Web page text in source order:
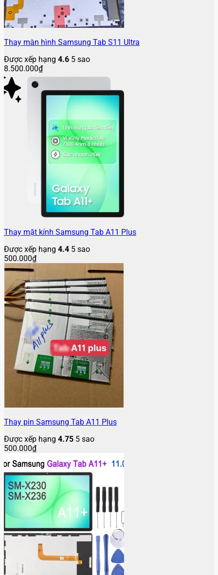
Thay màn hình Samsung Tab S11 Ultra
Được xếp hạng 4.6 5 sao
8.500.000₫
Thay mặt kính Samsung Tab A11 Plus
Được xếp hạng 4.4 5 sao
500.000₫
Thay pin Samsung Tab A11 Plus
Được xếp hạng 4.75 5 sao
500.000₫